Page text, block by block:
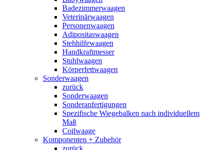
Badezimmerwaagen
Veterinärwaagen
Personenwaagen
Adipositaswaagen
Stehhilfewaagen
Handkraftmesser
Stuhlwaagen
Körperfettwaagen
Sonderwaagen
zurück
Sonderwaagen
Sonderanfertigungen
Spezifische Wiegebalken nach individuellem
Maß
Coilwaage
Komponenten + Zubehör
zurück